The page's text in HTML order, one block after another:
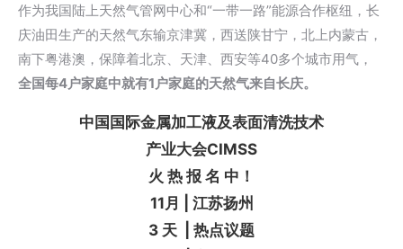
作为我国陆上天然气管网中心和“一带一路”能源合作枢纽，长
庆油田生产的天然气东输京津冀，西送陕甘宁，北上内蒙古，
南下粤港澳，保障着北京、天津、西安等40多个城市用气，
全国每4户家庭中就有1户家庭的天然气来自长庆。
中国国际金属加工液及表面清洗技术
产业大会CIMSS
火 热 报 名 中！
11月 | 江苏扬州
3 天 | 热点议题